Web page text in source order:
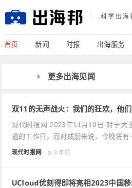
科学出海
首页 新闻 时报 出海服务
更多出海见闻
双11的无声战火：我们的狂欢，他们
现代时报网 2023年11月10日 对于大
通的工作日，而对成朋来说，今晚将有
现代时报网 3 年前
UCloud优刻得即将亮相2023中国